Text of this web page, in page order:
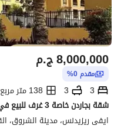
ج.م8,000,000
مقدم 0%
3
3
138 متر مربع
ايفى ريزيدنس، مدينة الشروق،